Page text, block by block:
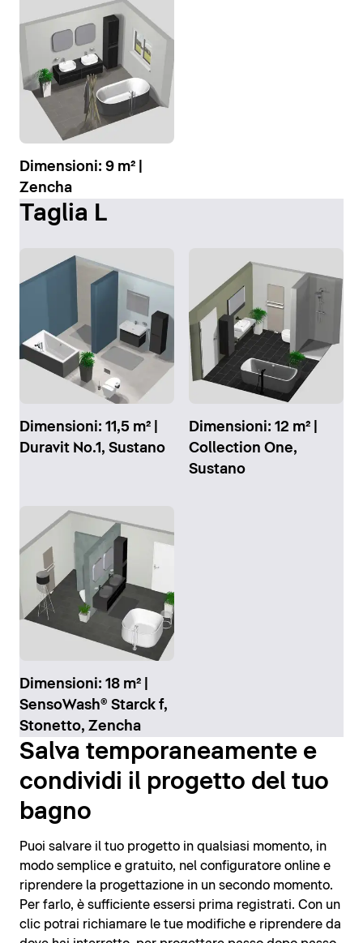
Dimensioni: 9 m² |
Zencha
Taglia L
Dimensioni: 11,5 m² |
Duravit No.1, Sustano
Dimensioni: 12 m² |
Collection One,
Sustano
Dimensioni: 18 m² |
SensoWash® Starck f,
Stonetto, Zencha
Salva temporaneamente e
condividi il progetto del tuo
bagno
Puoi salvare il tuo progetto in qualsiasi momento, in
modo semplice e gratuito, nel configuratore online e
riprendere la progettazione in un secondo momento.
Per farlo, è sufficiente essersi prima registrati. Con un
clic potrai richiamare le tue modifiche e riprendere da